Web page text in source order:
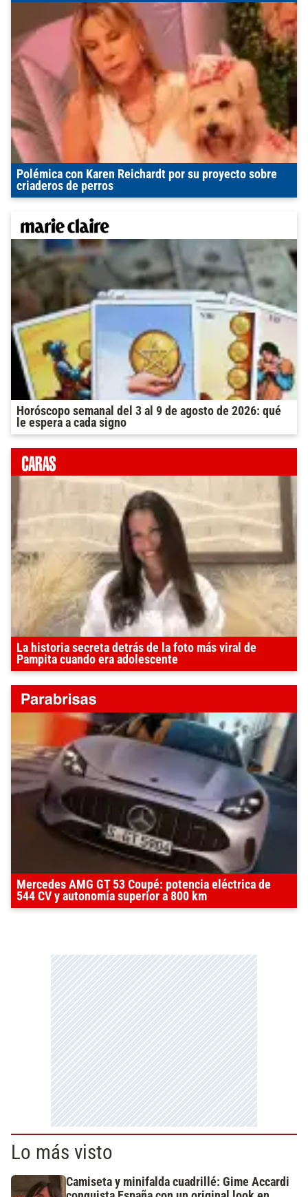
Polémica con Karen Reichardt por su proyecto sobre
criaderos de perros
Horóscopo semanal del 3 al 9 de agosto de 2026: qué
le espera a cada signo
La historia secreta detrás de la foto más viral de
Pampita cuando era adolescente
Mercedes AMG GT 53 Coupé: potencia eléctrica de
544 CV y autonomía superior a 800 km
Lo más visto
Camiseta y minifalda cuadrillé: Gime Accardi